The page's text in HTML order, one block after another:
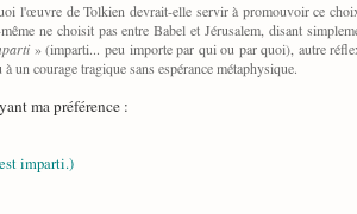
l'œuvre de Tolkien devrait-elle servir à promouvoir ce
ne choisit pas entre Babel et Jérusalem, disant
» (imparti... peu importe par qui ou par quoi), autre
un courage tragique sans espérance métaphysique.
ma préférence :
imparti.)